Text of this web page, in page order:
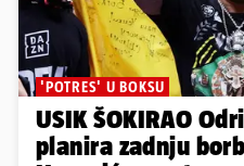
'POTRES' U BOKSU
USIK ŠOKIRAO
planira zadnju